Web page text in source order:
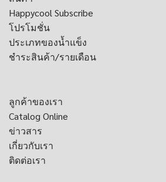
Happycool Subscribe
โปรโมชั่น
ประเภทของน้ำแข็ง
ชำระสินค้า/รายเดือน
ลูกค้าของเรา
Catalog Online
ข่าวสาร
เกี่ยวกับเรา
ติดต่อเรา